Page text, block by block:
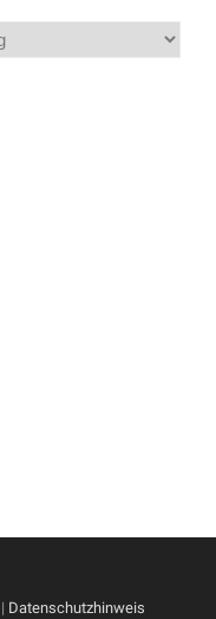
| Datenschutzhinweis